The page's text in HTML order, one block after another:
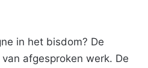
in het bisdom? De
afgesproken werk. De